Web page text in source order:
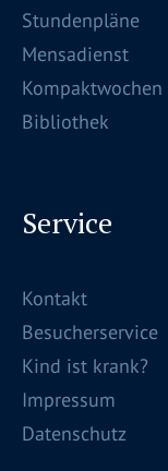
Stundenpläne
Mensadienst
Kompaktwochen
Bibliothek
Service
Kontakt
Besucherservice
Kind ist krank?
Impressum
Datenschutz